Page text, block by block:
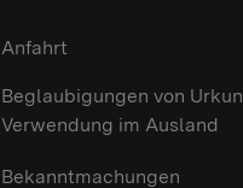
Anfahrt
Beglaubigungen von
Verwendung im Ausland
Bekanntmachungen